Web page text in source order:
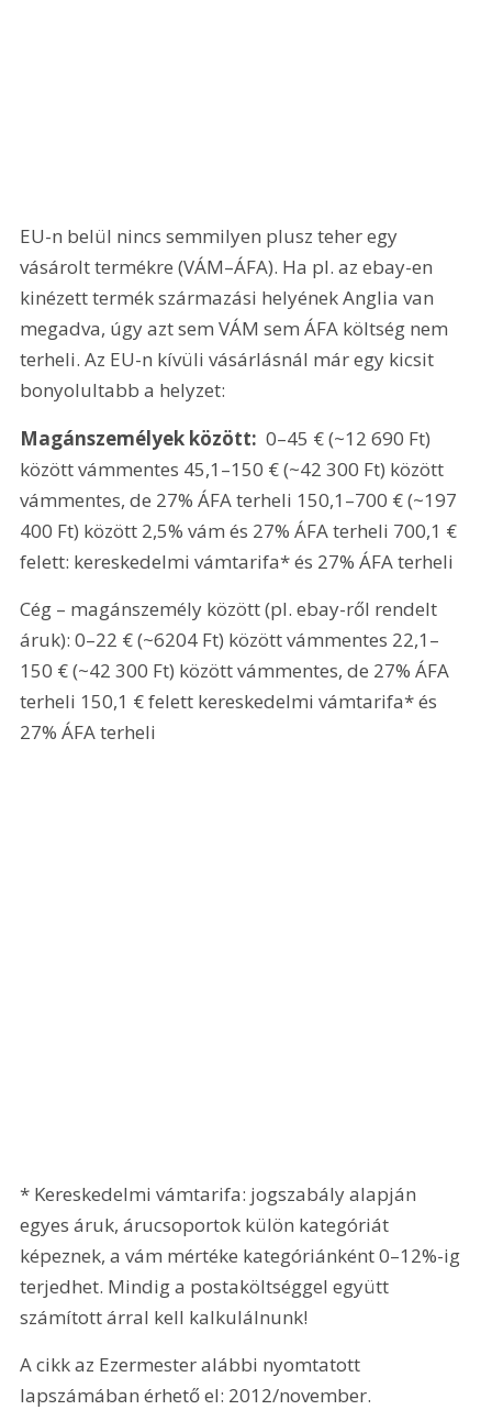
EU-n belül nincs semmilyen plusz teher egy
vásárolt termékre (VÁM–ÁFA). Ha pl. az ebay-en
kinézett termék származási helyének Anglia van
megadva, úgy azt sem VÁM sem ÁFA költség nem
terheli. Az EU-n kívüli vásárlásnál már egy kicsit
bonyolultabb a helyzet:
Magánszemélyek között: 0–45 € (~12 690 Ft)
között vámmentes 45,1–150 € (~42 300 Ft) között
vámmentes, de 27% ÁFA terheli 150,1–700 € (~197
400 Ft) között 2,5% vám és 27% ÁFA terheli 700,1 €
felett: kereskedelmi vámtarifa* és 27% ÁFA terheli
Cég – magánszemély között (pl. ebay-ről rendelt
áruk): 0–22 € (~6204 Ft) között vámmentes 22,1–
150 € (~42 300 Ft) között vámmentes, de 27% ÁFA
terheli 150,1 € felett kereskedelmi vámtarifa* és
27% ÁFA terheli
* Kereskedelmi vámtarifa: jogszabály alapján
egyes áruk, árucsoportok külön kategóriát
képeznek, a vám mértéke kategóriánként 0–12%-ig
terjedhet. Mindig a postaköltséggel együtt
számított árral kell kalkulálnunk!
A cikk az Ezermester alábbi nyomtatott
lapszámában érhető el: 2012/november.